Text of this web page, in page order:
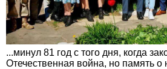
...минул 81 год с того дня, когда
Отечественная война, но память о